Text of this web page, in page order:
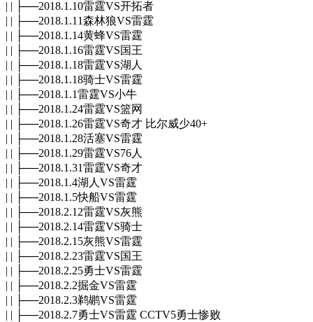
| | ├──2018.1.10雷霆VS开拓者
| | ├──2018.1.11森林狼VS雷霆
| | ├──2018.1.14黄蜂VS雷霆
| | ├──2018.1.16雷霆VS国王
| | ├──2018.1.18雷霆VS湖人
| | ├──2018.1.18骑士VS雷霆
| | ├──2018.1.1雷霆VS小牛
| | ├──2018.1.24雷霆VS篮网
| | ├──2018.1.26雷霆VS奇才 比尔威少40+
| | ├──2018.1.28活塞VS雷霆
| | ├──2018.1.29雷霆VS76人
| | ├──2018.1.31雷霆VS奇才
| | ├──2018.1.4湖人VS雷霆
| | ├──2018.1.5快船VS雷霆
| | ├──2018.2.12雷霆VS灰熊
| | ├──2018.2.14雷霆VS骑士
| | ├──2018.2.15灰熊VS雷霆
| | ├──2018.2.23雷霆VS国王
| | ├──2018.2.25勇士VS雷霆
| | ├──2018.2.2掘金VS雷霆
| | ├──2018.2.3鹈鹕VS雷霆
| | ├──2018.2.7勇士VS雷霆 CCTV5勇士惨败